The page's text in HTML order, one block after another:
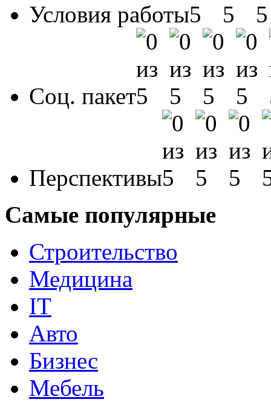
Условия работы
Соц. пакет
Перспективы
Самые популярные
Строительство
Медицина
IT
Авто
Бизнес
Мебель